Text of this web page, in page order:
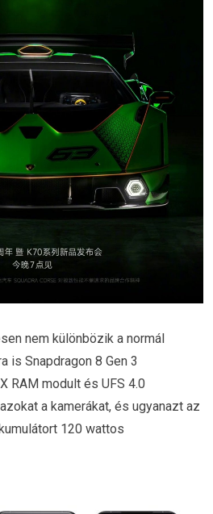
nem különbözik a normál
is Snapdragon 8 Gen 3
RAM modult és UFS 4.0
a kamerákat, és ugyanazt az
120 wattos